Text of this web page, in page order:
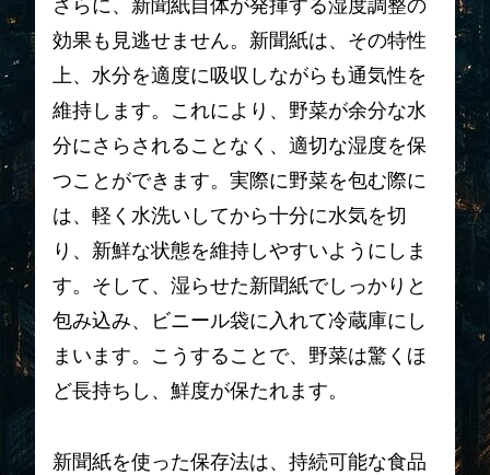
さらに、新聞紙自体が発揮する湿度調整の
効果も見逃せません。新聞紙は、その特性
上、水分を適度に吸収しながらも通気性を
維持します。これにより、野菜が余分な水
分にさらされることなく、適切な湿度を保
つことができます。実際に野菜を包む際に
は、軽く水洗いしてから十分に水気を切
り、新鮮な状態を維持しやすいようにしま
す。そして、湿らせた新聞紙でしっかりと
包み込み、ビニール袋に入れて冷蔵庫にし
まいます。こうすることで、野菜は驚くほ
ど長持ちし、鮮度が保たれます。
新聞紙を使った保存法は、持続可能な食品